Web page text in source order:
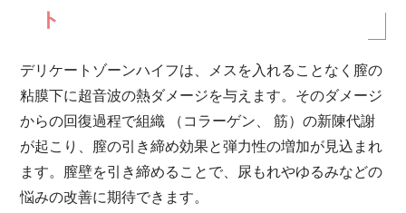
ト
デリケートゾーンハイフは、メスを入れることなく膣の
粘膜下に超音波の熱ダメージを与えます。そのダメージ
からの回復過程で組織 （コラーゲン、 筋）の新陳代謝
が起こり、膣の引き締め効果と弾力性の増加が見込まれ
ます。膣壁を引き締めることで、尿もれやゆるみなどの
悩みの改善に期待できます。